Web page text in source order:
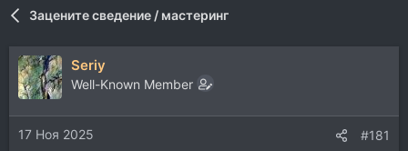
т
р
т
е
м
н
а
ч
а
Зацените сведение / мастеринг
Seriy
Well-Known Member
17 Ноя 2025 #181